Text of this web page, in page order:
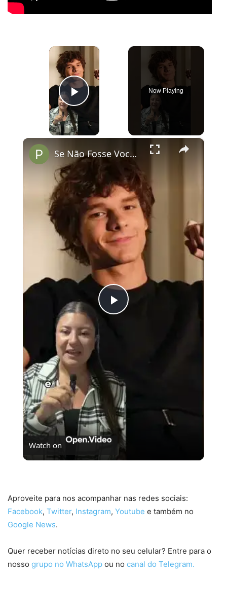
×
Play Video
Now Playing
×
Play
Se Não Fosse Você já está em cartaz nos cinemas!
Watch on
Aproveite para nos acompanhar nas redes sociais:
Facebook, Twitter, Instagram, Youtube e também no
Google News.
Quer receber notícias direto no seu celular? Entre para o
nosso grupo no WhatsApp ou no canal do Telegram.